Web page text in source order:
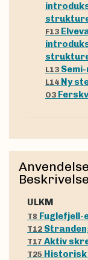
F13
L13
L14 Ny
O3
uLKM
T8 Fuglefjell-
T12
T17 Aktiv
T25